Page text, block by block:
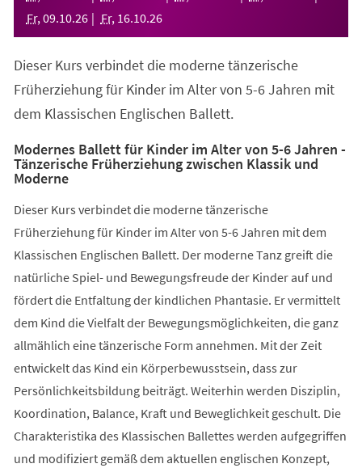
Fr, 09.10.26 Fr, 16.10.26
Dieser Kurs verbindet die moderne tänzerische
Früherziehung für Kinder im Alter von 5-6 Jahren mit
dem Klassischen Englischen Ballett.
Modernes Ballett für Kinder im Alter von 5-6 Jahren -
Tänzerische Früherziehung zwischen Klassik und
Moderne
Dieser Kurs verbindet die moderne tänzerische
Früherziehung für Kinder im Alter von 5-6 Jahren mit dem
Klassischen Englischen Ballett. Der moderne Tanz greift die
natürliche Spiel- und Bewegungsfreude der Kinder auf und
fördert die Entfaltung der kindlichen Phantasie. Er vermittelt
dem Kind die Vielfalt der Bewegungsmöglichkeiten, die ganz
allmählich eine tänzerische Form annehmen. Mit der Zeit
entwickelt das Kind ein Körperbewusstsein, dass zur
Persönlichkeitsbildung beiträgt. Weiterhin werden Disziplin,
Koordination, Balance, Kraft und Beweglichkeit geschult. Die
Charakteristika des Klassischen Ballettes werden aufgegriffen
und modifiziert gemäß dem aktuellen englischen Konzept,